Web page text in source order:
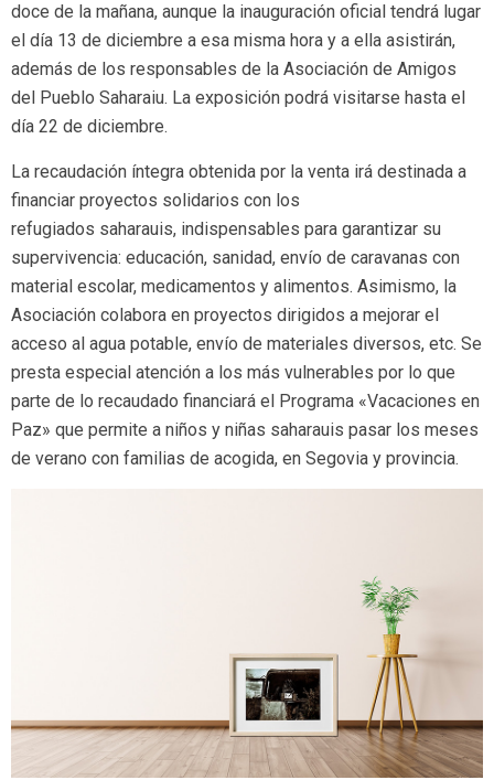
doce de la mañana, aunque la inauguración oficial tendrá lugar
el día 13 de diciembre a esa misma hora y a ella asistirán,
además de los responsables de la Asociación de Amigos
del Pueblo Saharaiu. La exposición podrá visitarse hasta el
día 22 de diciembre.
La recaudación íntegra obtenida por la venta irá destinada a
financiar proyectos solidarios con los
refugiados saharauis, indispensables para garantizar su
supervivencia: educación, sanidad, envío de caravanas con
material escolar, medicamentos y alimentos. Asimismo, la
Asociación colabora en proyectos dirigidos a mejorar el
acceso al agua potable, envío de materiales diversos, etc. Se
presta especial atención a los más vulnerables por lo que
parte de lo recaudado financiará el Programa «Vacaciones en
Paz» que permite a niños y niñas saharauis pasar los meses
de verano con familias de acogida, en Segovia y provincia.